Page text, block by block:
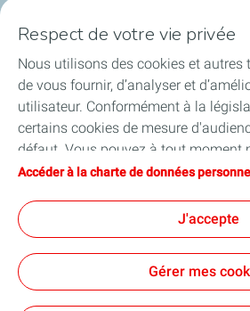
Notre ancrage territorial
Financer les entreprises
Soutenir les projets industriels
Accompagner à l'international
Respect de votre vie privée
Nous utilisons des cookies et autres
de vous fournir, d’analyser et
utilisateur. Conformément à la
certains cookies de mesure
défaut. Vous pouvez à tout moment
paramètres de cookies en cliquant
vous acceptez le dépôt de
cas où vous cliquez sur « Je refuse
techniques nécessaires au bon
seront utilisés. Pour plus
Accéder à la charte de données
J'accepte
Gérer mes